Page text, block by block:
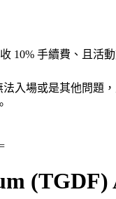
手續費、且活
入場或是其他問題
(TGDF)